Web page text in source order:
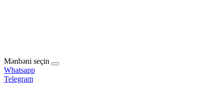
Mənbəni seçin
Whatsapp
Telegram